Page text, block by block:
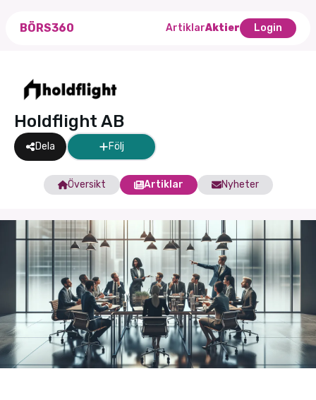
BÖRS360 ArtiklarAktier Login
Holdflight AB
Dela Följ
Översikt Artiklar Nyheter